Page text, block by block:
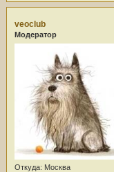
veoclub
Модератор
Откуда: Москва